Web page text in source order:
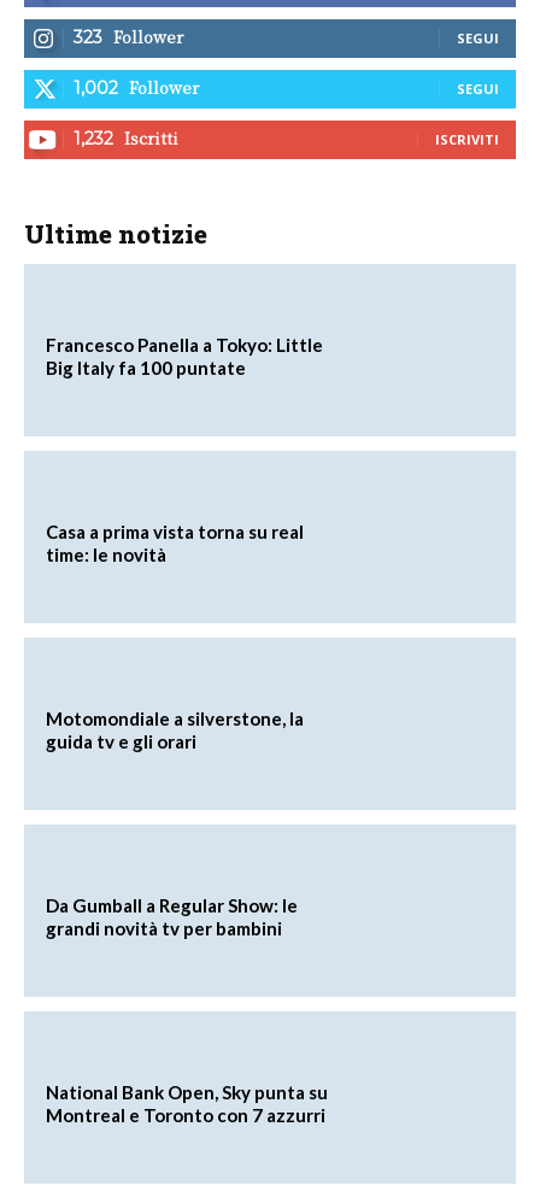
323 Follower SEGUI
1,002 Follower SEGUI
1,232 Iscritti ISCRIVITI
Ultime notizie
Francesco Panella a Tokyo: Little
Big Italy fa 100 puntate
Casa a prima vista torna su real
time: le novità
Motomondiale a silverstone, la
guida tv e gli orari
Da Gumball a Regular Show: le
grandi novità tv per bambini
National Bank Open, Sky punta su
Montreal e Toronto con 7 azzurri